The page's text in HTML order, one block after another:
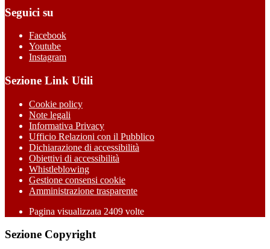
Seguici su
Facebook
Youtube
Instagram
Sezione Link Utili
Cookie policy
Note legali
Informativa Privacy
Ufficio Relazioni con il Pubblico
Dichiarazione di accessibilità
Obiettivi di accessibilità
Whistleblowing
Gestione consensi cookie
Amministrazione trasparente
Pagina visualizzata 2409 volte
Sezione Copyright